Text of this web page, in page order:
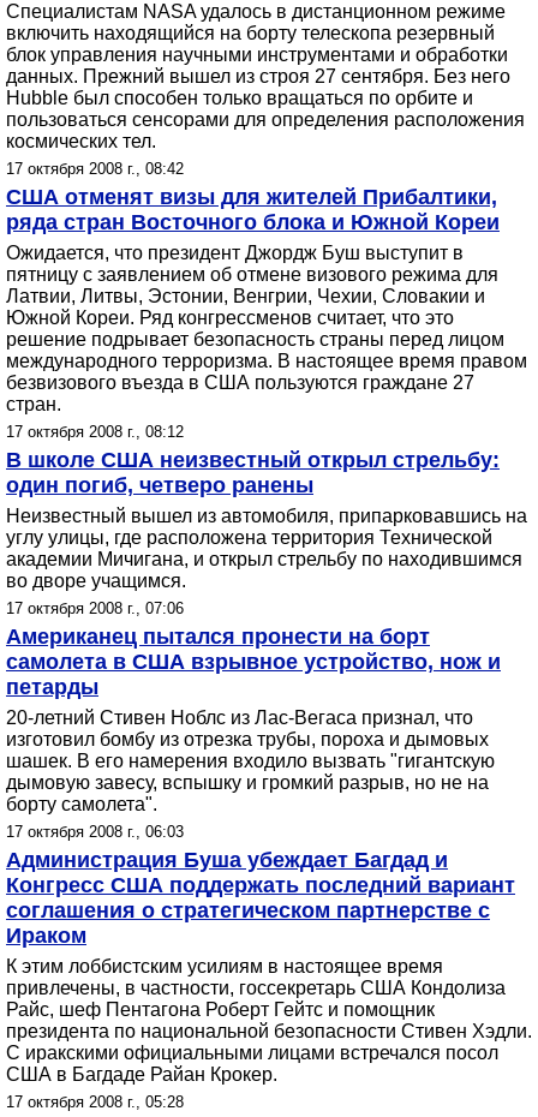
Специалистам NASA удалось в дистанционном режиме
включить находящийся на борту телескопа резервный
блок управления научными инструментами и обработки
данных. Прежний вышел из строя 27 сентября. Без него
Hubble был способен только вращаться по орбите и
пользоваться сенсорами для определения расположения
космических тел.
17 октября 2008 г., 08:42
США отменят визы для жителей Прибалтики,
ряда стран Восточного блока и Южной Кореи
Ожидается, что президент Джордж Буш выступит в
пятницу с заявлением об отмене визового режима для
Латвии, Литвы, Эстонии, Венгрии, Чехии, Словакии и
Южной Кореи. Ряд конгрессменов считает, что это
решение подрывает безопасность страны перед лицом
международного терроризма. В настоящее время правом
безвизового въезда в США пользуются граждане 27
стран.
17 октября 2008 г., 08:12
В школе США неизвестный открыл стрельбу:
один погиб, четверо ранены
Неизвестный вышел из автомобиля, припарковавшись на
углу улицы, где расположена территория Технической
академии Мичигана, и открыл стрельбу по находившимся
во дворе учащимся.
17 октября 2008 г., 07:06
Американец пытался пронести на борт
самолета в США взрывное устройство, нож и
петарды
20-летний Стивен Ноблс из Лас-Вегаса признал, что
изготовил бомбу из отрезка трубы, пороха и дымовых
шашек. В его намерения входило вызвать "гигантскую
дымовую завесу, вспышку и громкий разрыв, но не на
борту самолета".
17 октября 2008 г., 06:03
Администрация Буша убеждает Багдад и
Конгресс США поддержать последний вариант
соглашения о стратегическом партнерстве с
Ираком
К этим лоббистским усилиям в настоящее время
привлечены, в частности, госсекретарь США Кондолиза
Райс, шеф Пентагона Роберт Гейтс и помощник
президента по национальной безопасности Стивен Хэдли.
С иракскими официальными лицами встречался посол
США в Багдаде Райан Крокер.
17 октября 2008 г., 05:28